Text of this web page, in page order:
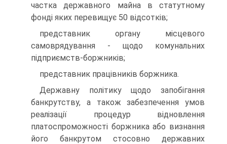
частка державного майна в статутному
фонді яких перевищує 50 відсотків;
представник органу місцевого
самоврядування - щодо комунальних
підприємств-боржників;
представник працівників боржника.
Державну політику щодо запобігання
банкрутству, а також забезпечення умов
реалізації процедур відновлення
платоспроможності боржника або визнання
його банкрутом стосовно державних